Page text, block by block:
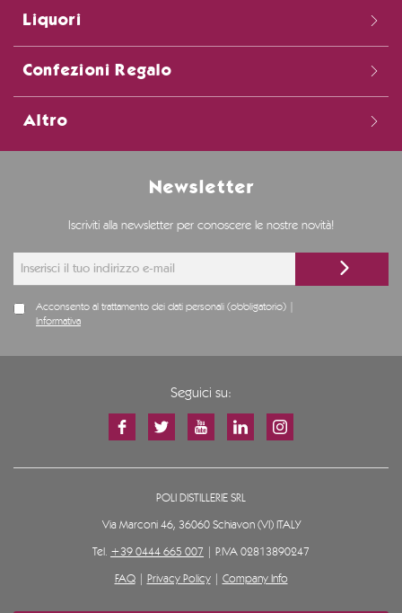
Liquori
Confezioni Regalo
Altro
Newsletter
Iscriviti alla newsletter per conoscere le nostre novità!
Acconsento al trattamento dei dati personali (obbligatorio) |
Informativa
Seguici su:
POLI DISTILLERIE SRL
Via Marconi 46, 36060 Schiavon (VI) ITALY
Tel. +39 0444 665 007 | P.IVA 02813890247
FAQ| Privacy Policy| Company Info